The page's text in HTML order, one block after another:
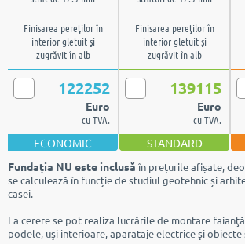
Finisarea pereţilor în
interior gletuit şi
zugrăvit în alb
Finisarea pereţilor în
interior gletuit şi
zugrăvit în alb
122252
Euro
cu TVA.
139115
Euro
cu TVA.
ECONOMIC STANDARD
Fundația NU este inclusă în prețurile afișate,
se calculează în funcție de studiul geotehnic și
casei.
La cerere se pot realiza lucrările de montare
podele, uşi interioare, aparataje electrice şi obiecte